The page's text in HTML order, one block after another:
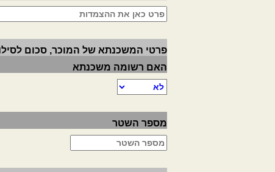
פרטי המשכנתא של המוכר, סכום
האם רשומה משכנתא
מספר השטר